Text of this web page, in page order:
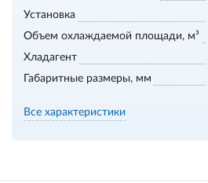
Установка
Объем охлаждаемой площади, м³
Хладагент
Габаритные размеры, мм
Все характеристики